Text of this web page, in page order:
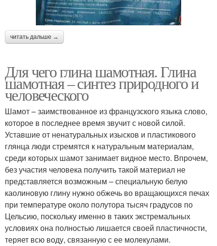
читать дальше →
Для чего глина шамотная. Глина
шамотная – синтез природного и
человеческого
Шамот – заимствованное из французского языка слово,
которое в последнее время звучит с новой силой.
Уставшие от ненатуральных изысков и пластикового
глянца люди стремятся к натуральным материалам,
среди которых шамот занимает видное место. Впрочем,
без участия человека получить такой материал не
представляется возможным – специальную белую
каолиновую глину нужно обжечь во вращающихся печах
при температуре около полутора тысяч градусов по
Цельсию, поскольку именно в таких экстремальных
условиях она полностью лишается своей пластичности,
теряет всю воду, связанную с ее молекулами.